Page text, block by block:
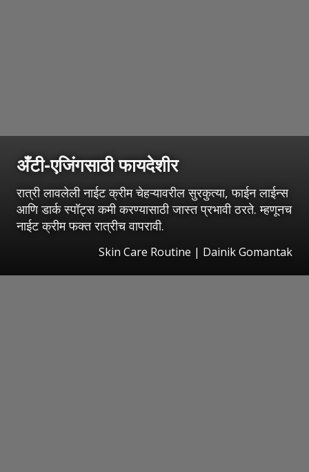
अँटी-एजिंगसाठी फायदेशीर
रात्री लावलेली नाईट क्रीम चेहऱ्यावरील सुरकुत्या, फाईन लाईन्स
आणि डार्क स्पॉट्स कमी करण्यासाठी जास्त प्रभावी ठरते. म्हणूनच
नाईट क्रीम फक्त रात्रीच वापरावी.
Skin Care Routine | Dainik Gomantak